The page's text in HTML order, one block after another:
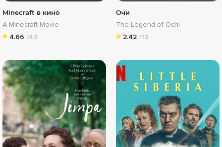
Minecraft в кино
A Minecraft Movie
4.66 /43
Очи
The Legend of Ochi
2.42 /13